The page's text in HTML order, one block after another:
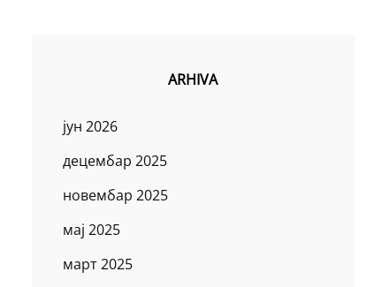
ARHIVA
јун 2026
децембар 2025
новембар 2025
мај 2025
март 2025